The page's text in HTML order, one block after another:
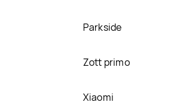
Parkside
Zott primo
Xiaomi